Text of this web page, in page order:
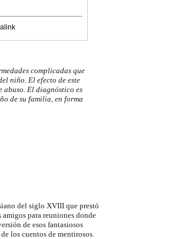
complicadas que
niño. El efecto de este
abuso. El diagnóstico es
de su familia, en forma
del siglo XVIII que prestó
para reuniones donde
de esos fantasiosos
los cuentos de mentirosos.